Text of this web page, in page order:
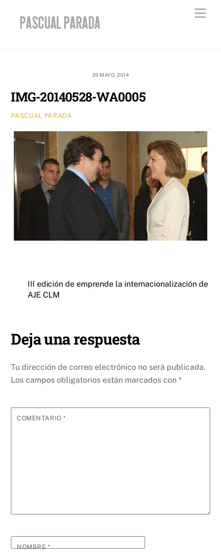
content
29 MAYO, 2014
IMG-20140528-WA0005
PASCUAL PARADA
III edición de emprende la internacionalización de
AJE CLM
Deja una respuesta
Tu dirección de correo electrónico no será publicada.
Los campos obligatorios están marcados con*
COMENTARIO*
NOMBRE*